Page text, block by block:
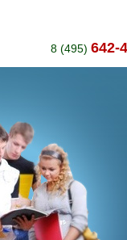
8 (495) 642-